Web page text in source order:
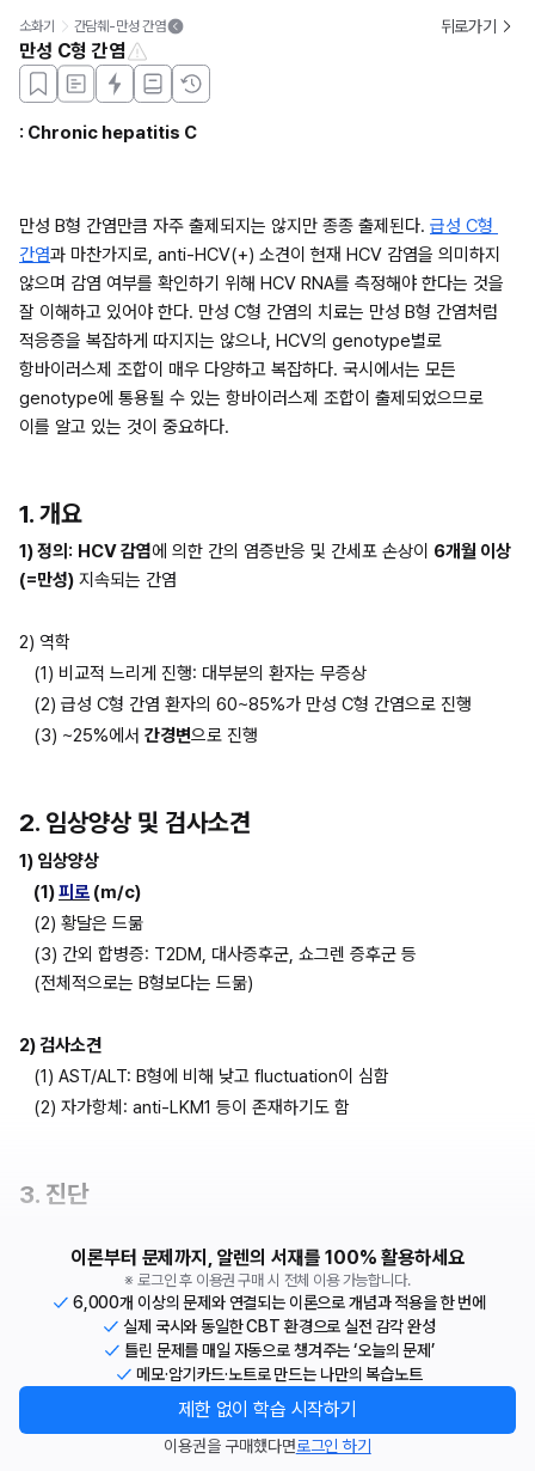
소화기 간담췌-만성 간염 뒤로가기
만성 C형 간염
: Chronic hepatitis C
만성 B형 간염만큼 자주 출제되지는 않지만 종종 출제된다. 급성 C형
간염과 마찬가지로, anti-HCV(+) 소견이 현재 HCV 감염을 의미하지
않으며 감염 여부를 확인하기 위해 HCV RNA를 측정해야 한다는 것을
잘 이해하고 있어야 한다. 만성 C형 간염의 치료는 만성 B형 간염처럼
적응증을 복잡하게 따지지는 않으나, HCV의 genotype별로
항바이러스제 조합이 매우 다양하고 복잡하다. 국시에서는 모든
genotype에 통용될 수 있는 항바이러스제 조합이 출제되었으므로
이를 알고 있는 것이 중요하다.
1. 개요
1) 정의: HCV 감염에 의한 간의 염증반응 및 간세포 손상이 6개월 이상
(=만성) 지속되는 간염
2) 역학
(1) 비교적 느리게 진행: 대부분의 환자는 무증상
(2) 급성 C형 간염 환자의 60~85%가 만성 C형 간염으로 진행
(3) ~25%에서 간경변으로 진행
2. 임상양상 및 검사소견
1) 임상양상
(1) 피로 (m/c)
(2) 황달은 드묾
(3) 간외 합병증: T2DM, 대사증후군, 쇼그렌 증후군 등
(전체적으로는 B형보다는 드묾)
2) 검사소견
(1) AST/ALT: B형에 비해 낮고 fluctuation이 심함
(2) 자가항체: anti-LKM1 등이 존재하기도 함
3. 진단
이론부터 문제까지, 알렌의 서재를 100% 활용하세요
※ 로그인 후 이용권 구매 시 전체 이용 가능합니다.
6,000개 이상의 문제와 연결되는 이론으로 개념과 적용을 한 번에
실제 국시와 동일한 CBT 환경으로 실전 감각 완성
틀린 문제를 매일 자동으로 챙겨주는 ‘오늘의 문제’
메모·암기카드·노트로 만드는 나만의 복습노트
제한 없이 학습 시작하기
이용권을 구매했다면로그인 하기